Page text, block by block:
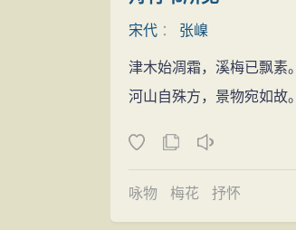
宋代 ： 张嵲
津木始凋霜，溪梅已飘素。
河山自殊方，景物宛如故。
咏物 梅花 抒怀